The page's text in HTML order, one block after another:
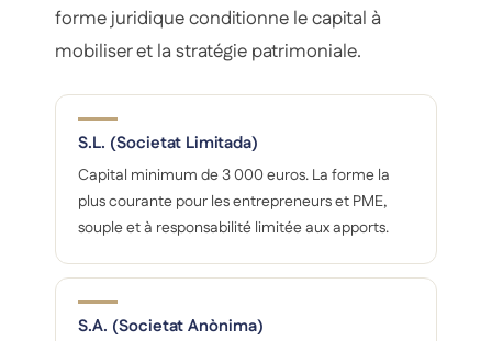
forme juridique conditionne le capital à
mobiliser et la stratégie patrimoniale.
S.L. (Societat Limitada)
Capital minimum de 3 000 euros. La forme la
plus courante pour les entrepreneurs et PME,
souple et à responsabilité limitée aux apports.
S.A. (Societat Anònima)